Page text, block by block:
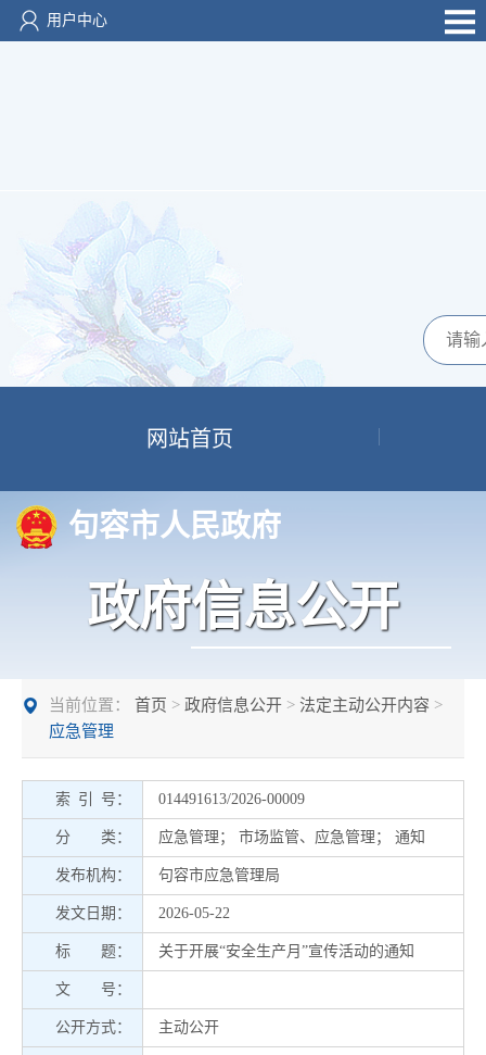
用户中心
网站首页
句容市人民政府
政府信息公开
当前位置： 首页 > 政府信息公开 > 法定主动公开内容 >
应急管理
索 引 号： 014491613/2026-00009
分 类： 应急管理 ； 市场监管、应急管理 ； 通知
发布机构： 句容市应急管理局
发文日期： 2026-05-22
标 题： 关于开展“安全生产月”宣传活动的通知
文 号：
公开方式： 主动公开